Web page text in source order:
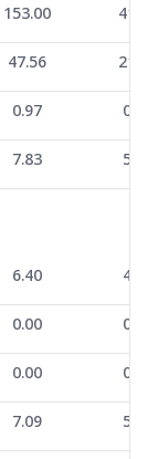
0.97
7.83
6.40
-8.57
-3.88
153.00
47.56
0.97
7.83
6.40
0.00
0.00
7.09